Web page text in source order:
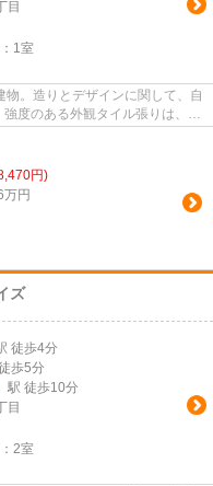
目
1室
。造りとデザインに関して、自
度のある外観タイル張りは、外
円)
万円
ズ
徒歩4分
歩5分
」駅 徒歩10分
目
2室